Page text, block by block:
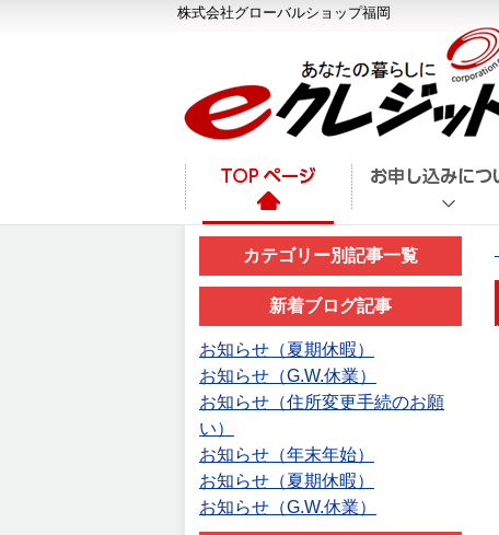
株式会社グローバルショップ福岡
カテゴリー別記事一覧
新着ブログ記事
お知らせ（夏期休暇）
お知らせ（G.W.休業）
お知らせ（住所変更手続のお願
い）
お知らせ（年末年始）
お知らせ（夏期休暇）
お知らせ（G.W.休業）